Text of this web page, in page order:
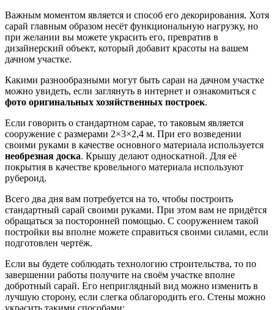
Важным моментом является и способ его декорирования. Хотя
сарай главным образом несёт функциональную нагрузку, но
при желании вы можете украсить его, превратив в
дизайнерский объект, который добавит красоты на вашем
дачном участке.
Какими разнообразными могут быть сараи на дачном участке
можно увидеть, если заглянуть в интернет и ознакомиться с
фото оригинальных хозяйственных построек.
Если говорить о стандартном сарае, то таковым является
сооружение с размерами 2×3×2,4 м. При его возведении
своими руками в качестве основного материала используется
необрезная доска. Крышу делают односкатной. Для её
покрытия в качестве кровельного материала используют
рубероид.
Всего два дня вам потребуется на то, чтобы построить
стандартный сарай своими руками. При этом вам не придётся
обращаться за посторонней помощью. С сооружением такой
постройки вы вполне можете справиться своими силами, если
подготовлен чертёж.
Если вы будете соблюдать технологию строительства, то по
завершении работы получите на своём участке вполне
добротный сарай. Его неприглядный вид можно изменить в
лучшую сторону, если слегка облагородить его. Стены можно
украсить такими способами: